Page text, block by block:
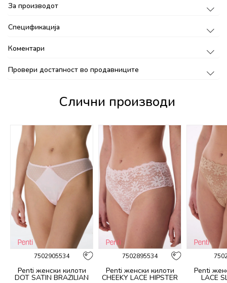
За производот
Спецификација
Коментари
Провери достапност во продавниците
Слични производи
7502905534
Penti женски килоти
DOT SATIN BRAZILIAN
7502895534
Penti женски килоти
CHEEKY LACE HIPSTER
Penti
LACE